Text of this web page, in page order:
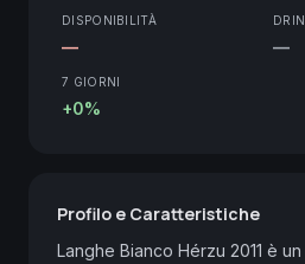
DISPONIBILITÀ
— —
7 GIORNI
+0%
Profilo e Caratteristiche
Langhe Bianco Hérzu 2011 è